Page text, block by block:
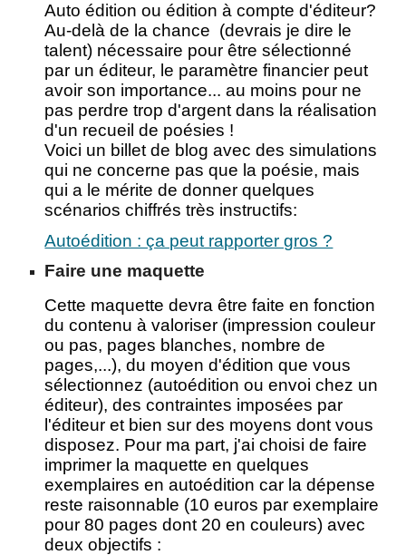
Auto édition ou édition à compte d'éditeur?
Au-delà de la chance (devrais je dire le
talent) nécessaire pour être sélectionné
par un éditeur, le paramètre financier peut
avoir son importance... au moins pour ne
pas perdre trop d'argent dans la réalisation
d'un recueil de poésies !
Voici un billet de blog avec des simulations
qui ne concerne pas que la poésie, mais
qui a le mérite de donner quelques
scénarios chiffrés très instructifs:
Autoédition : ça peut rapporter gros ?
Faire une maquette
Cette maquette devra être faite en fonction
du contenu à valoriser (impression couleur
ou pas, pages blanches, nombre de
pages,...), du moyen d'édition que vous
sélectionnez (autoédition ou envoi chez un
éditeur), des contraintes imposées par
l'éditeur et bien sur des moyens dont vous
disposez. Pour ma part, j'ai choisi de faire
imprimer la maquette en quelques
exemplaires en autoédition car la dépense
reste raisonnable (10 euros par exemplaire
pour 80 pages dont 20 en couleurs) avec
deux objectifs :